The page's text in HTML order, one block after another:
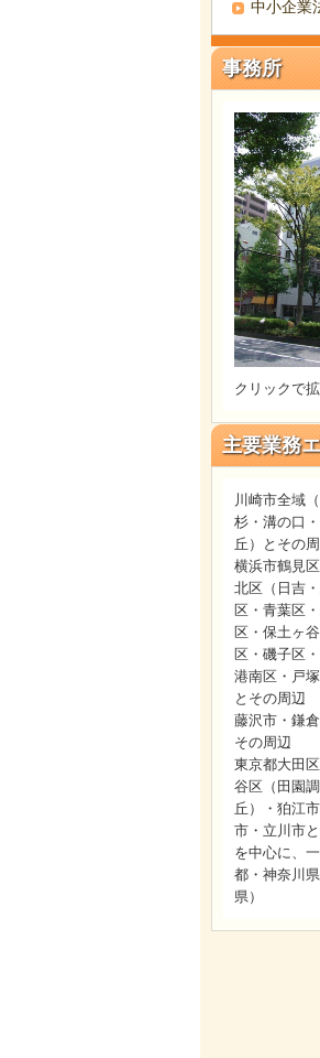
中小企業
事務所
クリックで
主要業務
川崎市全域
杉・溝の口
丘）とその
横浜市鶴見
北区（日吉
区・青葉区
区・保土ヶ
区・磯子区
港南区・戸
とその周辺
藤沢市・鎌
その周辺
東京都大田
谷区（田園
丘）・狛江
市・立川市
を中心に、
都・神奈川
県）